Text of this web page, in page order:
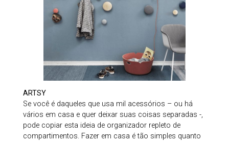
ARTSY
Se você é daqueles que usa mil acessórios – ou há
vários em casa e quer deixar suas coisas separadas -,
pode copiar esta ideia de organizador repleto de
compartimentos. Fazer em casa é tão simples quanto